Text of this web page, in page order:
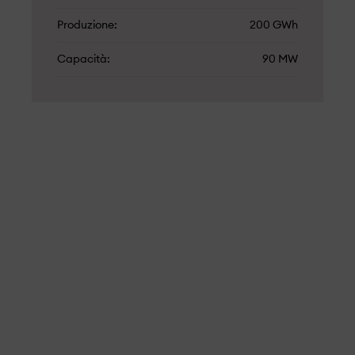
Produzione 200 GWh
Capacità 90 MW